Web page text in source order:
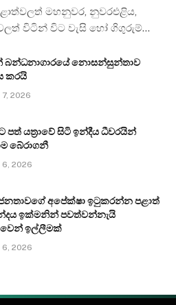
මහනුවර, නුවරඑළිය,
විටින් විට වැසි හෝ ගිගුරුම්…
බන්ධනාගාරයේ නොසන්සුන්තාව
කරයි
2026
පත් යත්‍රාවේ සිටි ඉන්දීය ධීවරයින්
බේරාගනී
2026
අපේක්ෂා ඉටුකරන්න පළාත්
ඉක්මනින් පවත්වන්නැයි
ඉල්ලීමක්
2026